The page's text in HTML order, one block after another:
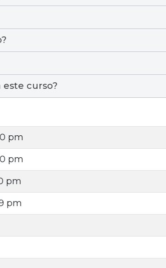
curso?
pm
pm
pm
pm